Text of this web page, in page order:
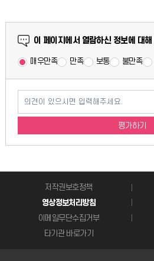
만족도 조사
이 페이지에서 열람하신 정보에 대
매우만족 만족 보통 불만족
평가하기
저작권보호정책
영상정보처리방침
이메일무단수집거부
타기관 바로가기